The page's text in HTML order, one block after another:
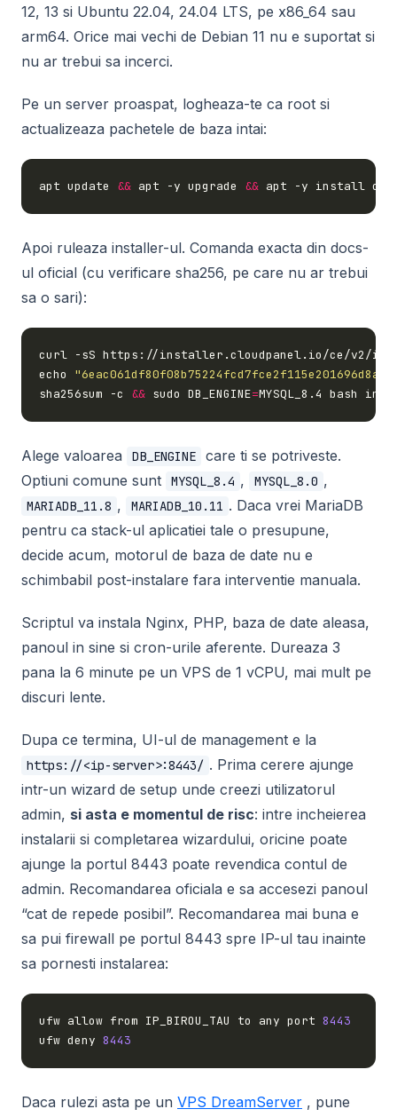
12, 13 si Ubuntu 22.04, 24.04 LTS, pe x86_64 sau
arm64. Orice mai vechi de Debian 11 nu e suportat si
nu ar trebui sa incerci.
Pe un server proaspat, logheaza-te ca root si
actualizeaza pachetele de baza intai:
apt update && apt -y upgrade &&
Apoi ruleaza installer-ul. Comanda exacta din docs-
ul oficial (cu verificare sha256, pe care nu ar trebui
sa o sari):
curl -sS https://installer.cloudpanel.io/ce/v2/
echo
sha256sum -c && sudo DB_ENGINE=
Alege valoarea DB_ENGINE
care ti se potriveste.
Optiuni comune sunt
MYSQL_8.4 , MYSQL_8.0 ,
MARIADB_11.8 , MARIADB_10.11 . Daca vrei MariaDB
pentru ca stack-ul aplicatiei tale o presupune,
decide acum, motorul de baza de date nu e
schimbabil post-instalare fara interventie manuala.
Scriptul va instala Nginx, PHP, baza de date aleasa,
panoul in sine si cron-urile aferente. Dureaza 3
pana la 6 minute pe un VPS de 1 vCPU, mai mult pe
discuri lente.
Dupa ce termina, UI-ul de management e la
https://<ip-server>:8443/ . Prima cerere ajunge
intr-un wizard de setup unde creezi utilizatorul
admin, si asta e momentul de risc: intre incheierea
instalarii si completarea wizardului, oricine poate
ajunge la portul 8443 poate revendica contul de
admin. Recomandarea oficiala e sa accesezi panoul
“cat de repede posibil”. Recomandarea mai buna e
sa pui firewall pe portul 8443 spre IP-ul tau inainte
sa pornesti instalarea:
ufw allow from IP_BIROU_TAU to any port 8443
ufw deny 8443
Daca rulezi asta pe un VPS DreamServer , pune